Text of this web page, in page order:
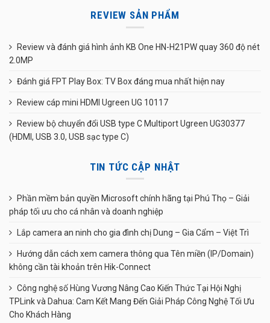
REVIEW SẢN PHẨM
Review và đánh giá hình ảnh KB One HN-H21PW quay 360 độ nét
2.0MP
Đánh giá FPT Play Box: TV Box đáng mua nhất hiện nay
Review cáp mini HDMI Ugreen UG 10117
Review bộ chuyển đổi USB type C Multiport Ugreen UG30377
(HDMI, USB 3.0, USB sạc type C)
TIN TỨC CẬP NHẬT
Phần mềm bản quyền Microsoft chính hãng tại Phú Thọ – Giải
pháp tối ưu cho cá nhân và doanh nghiệp
Lắp camera an ninh cho gia đình chị Dung – Gia Cẩm – Việt Trì
Hướng dẫn cách xem camera thông qua Tên miền (IP/Domain)
không cần tài khoản trên Hik-Connect
Công nghệ số Hùng Vương Nâng Cao Kiến Thức Tại Hội Nghị
TPLink và Dahua: Cam Kết Mang Đến Giải Pháp Công Nghệ Tối Ưu
Cho Khách Hàng